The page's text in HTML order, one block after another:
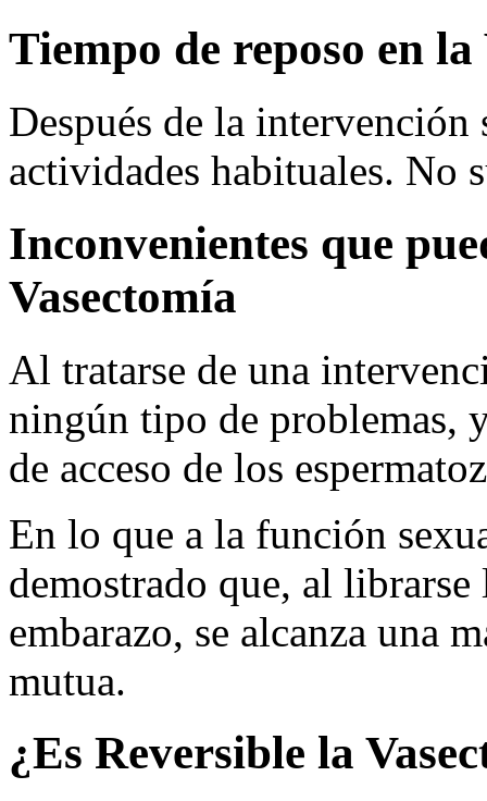
Tiempo de reposo en la
Después de la
actividades habituales. No
Inconvenientes que
Vasectomía
Al tratarse de una
ningún tipo de problemas,
de acceso de los
En lo que a la función
demostrado que, al
embarazo, se alcanza una
mutua.
¿Es Reversible la